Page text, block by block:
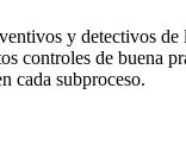
y detectivos
controles de buena
cada subproceso.